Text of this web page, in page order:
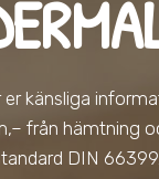
er känsliga
– från hämtning
DIN 66399.